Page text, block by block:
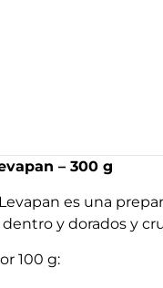
– 300 g
es una
y dorados y
100 g: